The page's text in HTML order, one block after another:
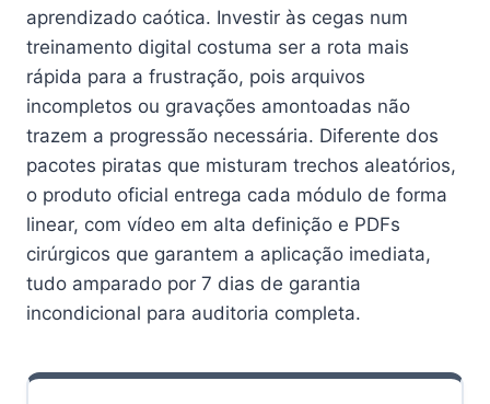
aprendizado caótica. Investir às cegas num
treinamento digital costuma ser a rota mais
rápida para a frustração, pois arquivos
incompletos ou gravações amontoadas não
trazem a progressão necessária. Diferente dos
pacotes piratas que misturam trechos aleatórios,
o produto oficial entrega cada módulo de forma
linear, com vídeo em alta definição e PDFs
cirúrgicos que garantem a aplicação imediata,
tudo amparado por 7 dias de garantia
incondicional para auditoria completa.